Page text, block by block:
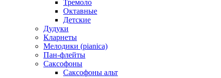
Тремоло
Октавные
Детские
Дудуки
Кларнеты
Мелодики (pianica)
Пан-флейты
Саксофоны
Саксофоны альт